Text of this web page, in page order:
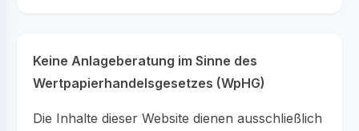
Keine Anlageberatung im Sinne des
Wertpapierhandelsgesetzes (WpHG)
Die Inhalte dieser Website dienen ausschließlich